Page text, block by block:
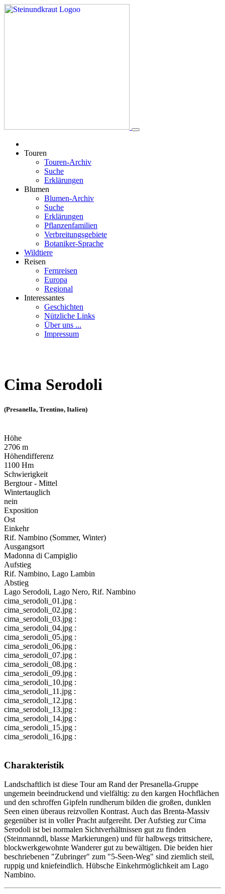
Touren
Touren-Archiv
Suche
Erklärungen
Blumen
Blumen-Archiv
Suche
Erklärungen
Pflanzenfamilien
Verbreitungsgebiete
Botaniker-Sprache
Wildtiere
Reisen
Fernreisen
Europa
Regional
Interessantes
Geschichten
Nützliche Links
Über uns ...
Impressum
Cima Serodoli
(Presanella, Trentino, Italien)
Höhe
2706 m
Höhendifferenz
1100 Hm
Schwierigkeit
Bergtour - Mittel
Wintertauglich
nein
Exposition
Ost
Einkehr
Rif. Nambino (Sommer, Winter)
Ausgangsort
Madonna di Campiglio
Aufstieg
Rif. Nambino, Lago Lambin
Abstieg
Lago Serodoli, Lago Nero, Rif. Nambino
cima_serodoli_01.jpg :
cima_serodoli_02.jpg :
cima_serodoli_03.jpg :
cima_serodoli_04.jpg :
cima_serodoli_05.jpg :
cima_serodoli_06.jpg :
cima_serodoli_07.jpg :
cima_serodoli_08.jpg :
cima_serodoli_09.jpg :
cima_serodoli_10.jpg :
cima_serodoli_11.jpg :
cima_serodoli_12.jpg :
cima_serodoli_13.jpg :
cima_serodoli_14.jpg :
cima_serodoli_15.jpg :
cima_serodoli_16.jpg :
Charakteristik
Landschaftlich ist diese Tour am Rand der Presanella-Gruppe
ungemein beeindruckend und vielfältig: zu den kargen Hochflächen
und den schroffen Gipfeln rundherum bilden die großen, dunklen
Seen einen überaus reizvollen Kontrast. Auch das Brenta-Massiv
gegenüber ist in voller Pracht aufgereiht. Der Aufstieg zur Cima
Serodoli ist bei normalen Sichtverhältnissen gut zu finden
(Steinmanndl, blasse Markierungen) und für halbwegs trittsichere,
blockwerkgewohnte Wanderer gut zu bewältigen. Die beiden hier
beschriebenen "Zubringer" zum "5-Seen-Weg" sind ziemlich steil,
ruppig und kniefeindlich. Hübsche Einkehrmöglichkeit am Lago
Nambino.